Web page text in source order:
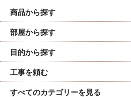
商品から探す
部屋から探す
目的から探す
工事を頼む
すべてのカテゴリーを見る